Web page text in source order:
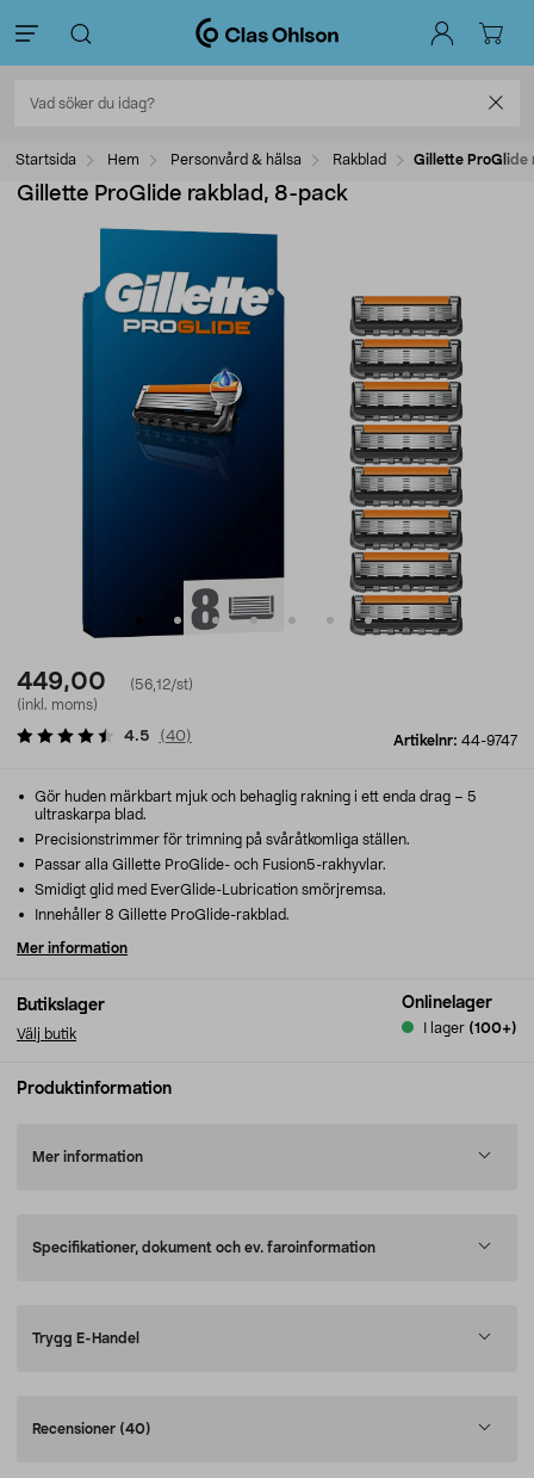
Startsida Hem Personvård & hälsa Rakblad Gillette
Gillette ProGlide rakblad, 8-pack
449,00
(56,12/st)
(inkl. moms)
Artikelnr: 44-9747
4.5 (40)
Butikslager
Välj butik
Onlinelager
I lager (100+)
Gör huden märkbart mjuk och behaglig rakning i ett enda drag – 5
ultraskarpa blad.
Precisionstrimmer för trimning på svåråtkomliga ställen.
Passar alla Gillette ProGlide- och Fusion5-rakhyvlar.
Smidigt glid med EverGlide-Lubrication smörjremsa.
Innehåller 8 Gillette ProGlide-rakblad.
Mer information
Produktinformation
Mer information
Specifikationer, dokument och ev. faroinformation
Trygg E-Handel
Recensioner (40)